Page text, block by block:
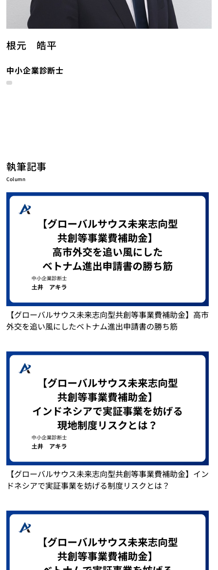
根元 皓平
中小企業診断士
執筆記事
Column
【グローバルサウス未来志向型共創等事業費補助金】高市
外交を追い風にしたベトナム進出申請書の勝ち筋
【グローバルサウス未来志向型共創等事業費補助金】イン
ドネシアで実証事業を妨げる制度リスクとは？